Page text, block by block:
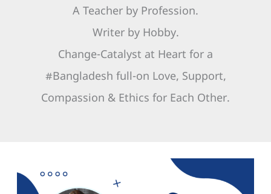
A Teacher by Profession.
Writer by Hobby.
Change-Catalyst at Heart for a
#Bangladesh full-on Love, Support,
Compassion & Ethics for Each Other.